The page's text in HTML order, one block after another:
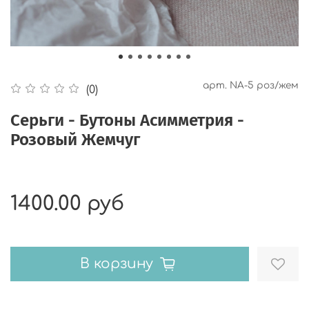
(0) арт. NA-5 роз/жем
Серьги - Бутоны Асимметрия -
Розовый Жемчуг
1400.00 руб
В корзину